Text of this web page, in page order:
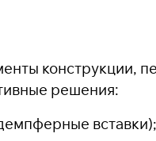
конструкции,
решения:
вставки);